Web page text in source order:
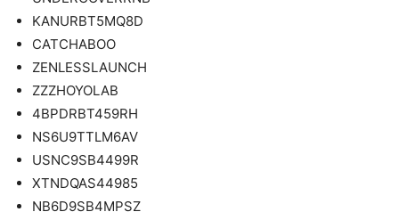
KANURBT5MQ8D
CATCHABOO
ZENLESSLAUNCH
ZZZHOYOLAB
4BPDRBT459RH
NS6U9TTLM6AV
USNC9SB4499R
XTNDQAS44985
NB6D9SB4MPSZ